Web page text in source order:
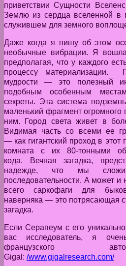
приветствии Сущности
Землю из сердца вселенной в
служившем для земного
Даже когда я пишу об этом
необычные вибрации. Я
предполагая, что у каждого
процессу материализации.
мудрости — это полезный
подобным особенным
секреты. Эта система
маленький фрагмент огромного
ним. Город света живет в
Видимая часть со всеми ее
— как гигантский проход в этот
комната с их 80-тонными
кода. Вечная загадка,
надежде, что мы
последовательности. А может и
всего саркофаги для
наверняка — это потрясающая
загадка.
Если Серапеум с его
вас исследователь, я
французского
Gigal: /www.gigalresearch.com/